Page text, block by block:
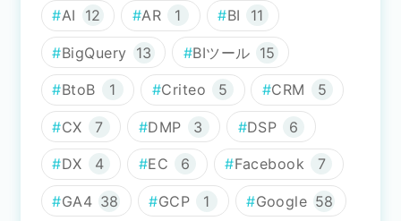
AI 12 AR 1 BI 11
BigQuery 13 BIツール 15
BtoB 1 Criteo 5 CRM 5
CX 7 DMP 3 DSP 6
DX 4 EC 6 Facebook 7
GA4 38 GCP 1 Google 58